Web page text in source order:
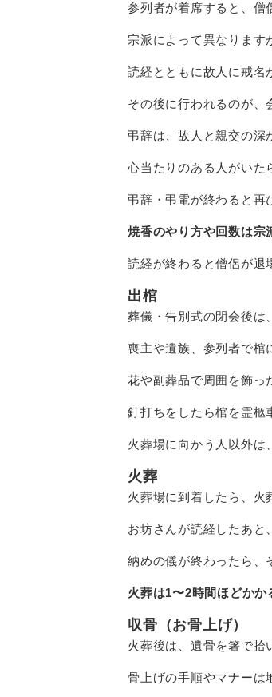
参列者が着席すると、僧
宗派によって異なります
読経とともに故人に戒名
その後に行われるのが、
弔辞は、故人と親交の深
心当たりのある人がいた
弔辞・弔電が終わると再
焼香のやり方や回数は宗
読経が終わると僧侶が退
出棺
葬儀・告別式の閉会後は、
喪主や遺族、参列者で棺
花や副葬品で周囲を飾っ
釘打ちをしたら棺を霊柩
火葬場に向かう人以外は
火葬
火葬場に到着したら、火
お坊さんが読経したあと
納めの儀が終わったら、
火葬は1〜2時間ほどかか
収骨（お骨上げ）
火葬後は、 遺骨を箸で拾
骨上げの手順やマナーは